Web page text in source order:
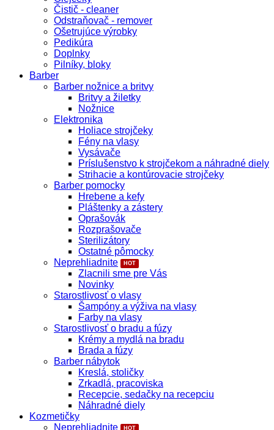
Čistič - cleaner
Odstraňovač - remover
Ošetrujúce výrobky
Pedikúra
Doplnky
Pilníky, bloky
Barber
Barber nožnice a britvy
Britvy a žiletky
Nožnice
Elektronika
Holiace strojčeky
Fény na vlasy
Vysávače
Príslušenstvo k strojčekom a náhradné diely
Strihacie a kontúrovacie strojčeky
Barber pomocky
Hrebene a kefy
Pláštenky a zástery
Oprašovák
Rozprašovače
Sterilizátory
Ostatné pômocky
Neprehliadnite
Zlacnili sme pre Vás
Novinky
Starostlivosť o vlasy
Šampóny a výživa na vlasy
Farby na vlasy
Starostlivosť o bradu a fúzy
Krémy a mydlá na bradu
Brada a fúzy
Barber nábytok
Kreslá, stoličky
Zrkadlá, pracoviska
Recepcie, sedačky na recepciu
Náhradné diely
Kozmetičky
Neprehliadnite